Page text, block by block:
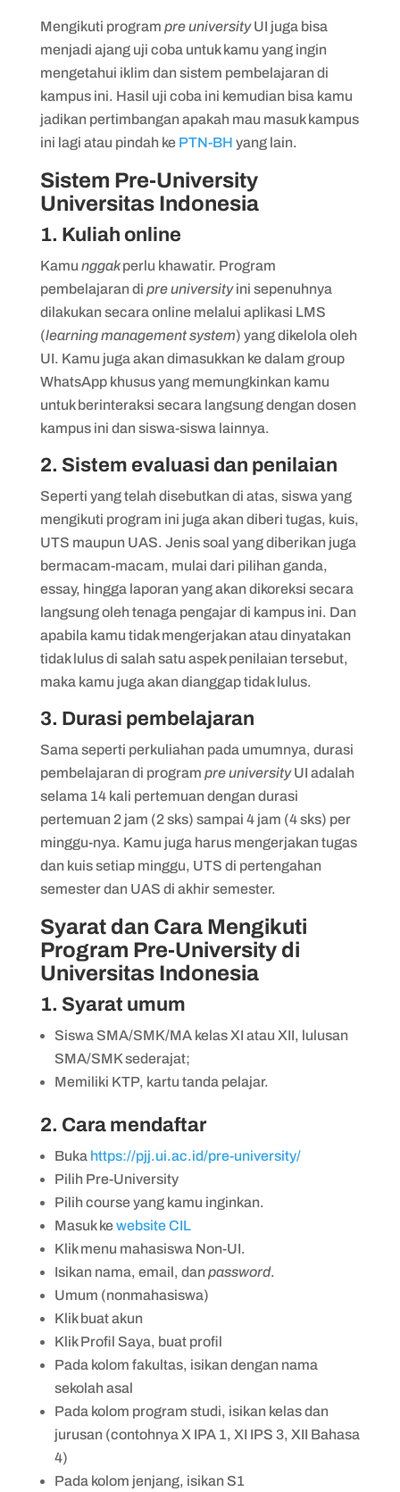
Mengikuti program pre universityUI juga bisa
menjadi ajang uji coba untuk kamu yang ingin
mengetahui iklim dan sistem pembelajaran di
kampus ini. Hasil uji coba ini kemudian bisa kamu
jadikan pertimbangan apakah mau masuk kampus
ini lagi atau pindah ke PTN-BH yang lain.
Sistem Pre-University
Universitas Indonesia
1. Kuliah online
Kamu nggakperlu khawatir. Program
pembelajaran di pre universityini sepenuhnya
dilakukan secara online melalui aplikasi LMS
(learning management system) yang dikelola oleh
UI. Kamu juga akan dimasukkan ke dalam group
WhatsApp khusus yang memungkinkan kamu
untuk berinteraksi secara langsung dengan dosen
kampus ini dan siswa-siswa lainnya.
2. Sistem evaluasi dan penilaian
Seperti yang telah disebutkan di atas, siswa yang
mengikuti program ini juga akan diberi tugas, kuis,
UTS maupun UAS. Jenis soal yang diberikan juga
bermacam-macam, mulai dari pilihan ganda,
essay, hingga laporan yang akan dikoreksi secara
langsung oleh tenaga pengajar di kampus ini. Dan
apabila kamu tidak mengerjakan atau dinyatakan
tidak lulus di salah satu aspek penilaian tersebut,
maka kamu juga akan dianggap tidak lulus.
3. Durasi pembelajaran
Sama seperti perkuliahan pada umumnya, durasi
pembelajaran di program pre universityUI adalah
selama 14 kali pertemuan dengan durasi
pertemuan 2 jam (2 sks) sampai 4 jam (4 sks) per
minggu-nya. Kamu juga harus mengerjakan tugas
dan kuis setiap minggu, UTS di pertengahan
semester dan UAS di akhir semester.
Syarat dan Cara Mengikuti
Program Pre-University di
Universitas Indonesia
1. Syarat umum
Siswa SMA/SMK/MA kelas XI atau XII, lulusan
SMA/SMK sederajat;
Memiliki KTP, kartu tanda pelajar.
2. Cara mendaftar
Buka https://pjj.ui.ac.id/pre-university/
Pilih Pre-University
Pilih course yang kamu inginkan.
Masuk kewebsite CIL
Klik menu mahasiswa Non-UI.
Isikan nama, email, danpassword.
Umum (nonmahasiswa)
Klik buat akun
Klik Profil Saya, buat profil
Pada kolom fakultas, isikan dengan nama
sekolah asal
Pada kolom program studi, isikan kelas dan
jurusan (contohnya X IPA 1, XI IPS 3, XII Bahasa
4)
Pada kolom jenjang, isikan S1